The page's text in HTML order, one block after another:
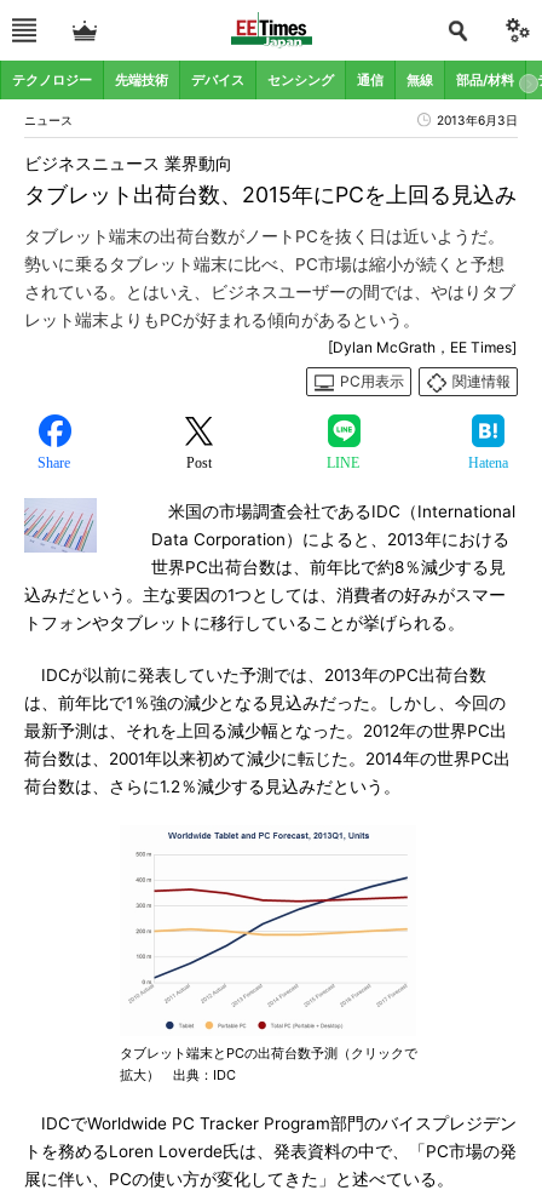
テクノロジー 先端技術 デバイス センシング 通信 無線 部品/材料
ニュース 2013年6月3日
タブレット出荷台数、2015年にPCを上回る見込み
ビジネスニュース 業界動向
タブレット端末の出荷台数がノートPCを抜く日は近いようだ。
勢いに乗るタブレット端末に比べ、PC市場は縮小が続くと予想
されている。とはいえ、ビジネスユーザーの間では、やはりタブ
レット端末よりもPCが好まれる傾向があるという。
[Dylan McGrath，EE Times]
PC用表示
関連情報
Share Post LINE Hatena
米国の市場調査会社であるIDC（International
Data Corporation）によると、2013年における
世界PC出荷台数は、前年比で約8％減少する見
込みだという。主な要因の1つとしては、消費者の好みがスマー
トフォンやタブレットに移行していることが挙げられる。
IDCが以前に発表していた予測では、2013年のPC出荷台数
は、前年比で1％強の減少となる見込みだった。しかし、今回の
最新予測は、それを上回る減少幅となった。2012年の世界PC出
荷台数は、2001年以来初めて減少に転じた。2014年の世界PC出
荷台数は、さらに1.2％減少する見込みだという。
タブレット端末とPCの出荷台数予測（クリックで
拡大） 出典：IDC
IDCでWorldwide PC Tracker Program部門のバイスプレジデン
トを務めるLoren Loverde氏は、発表資料の中で、「PC市場の発
展に伴い、PCの使い方が変化してきた」と述べている。